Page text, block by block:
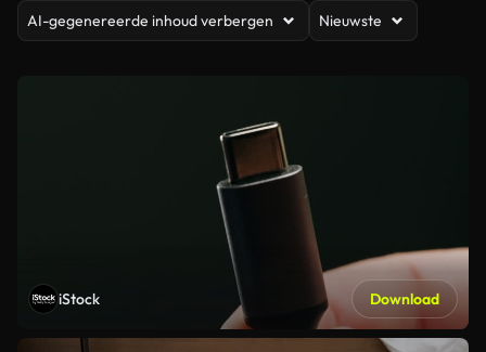
AI-gegenereerde inhoud verbergen Nieuwste
iStock Download